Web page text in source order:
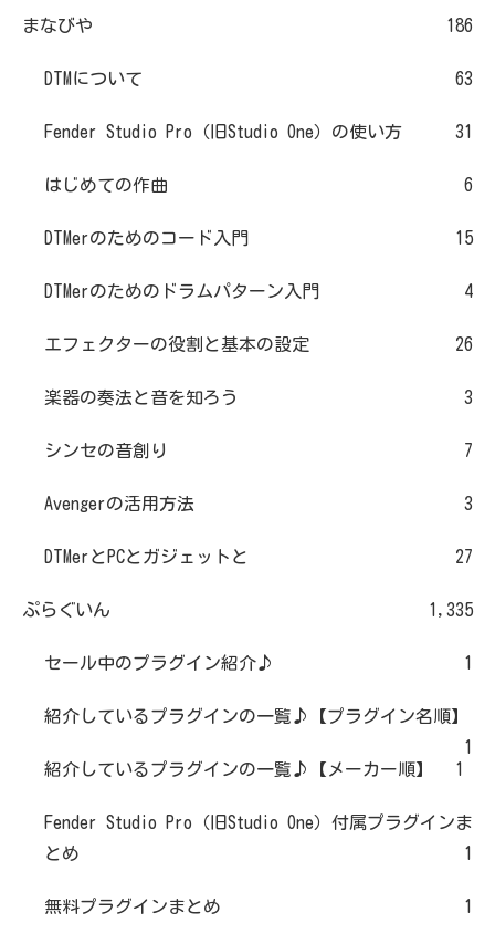
まなびや 186
DTMについて 63
Fender Studio Pro（旧Studio One）の使い方 31
はじめての作曲 6
DTMerのためのコード入門 15
DTMerのためのドラムパターン入門 4
エフェクターの役割と基本の設定 26
楽器の奏法と音を知ろう 3
シンセの音創り 7
Avengerの活用方法 3
DTMerとPCとガジェットと 27
ぷらぐいん 1,335
セール中のプラグイン紹介♪ 1
紹介しているプラグインの一覧♪【プラグイン名順】
1
紹介しているプラグインの一覧♪【メーカー順】
1
Fender Studio Pro（旧Studio One）付属プラグインま
とめ
1
無料プラグインまとめ 1